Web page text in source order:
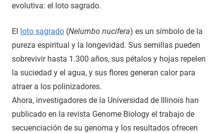
evolutiva: el loto sagrado.
El loto sagrado (Nelumbo nucifera) es un símbolo de la
pureza espiritual y la longevidad. Sus semillas pueden
sobrevivir hasta 1.300 años, sus pétalos y hojas repelen
la suciedad y el agua, y sus flores generan calor para
atraer a los polinizadores.
Ahora, investigadores de la Universidad de Illinois han
publicado en la revista Genome Biology el trabajo de
secuenciación de su genoma y los resultados ofrecen